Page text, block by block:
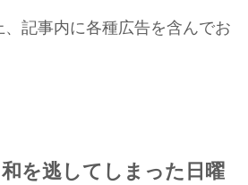
記事内に各種広告を含んでお
を逃してしまった日曜